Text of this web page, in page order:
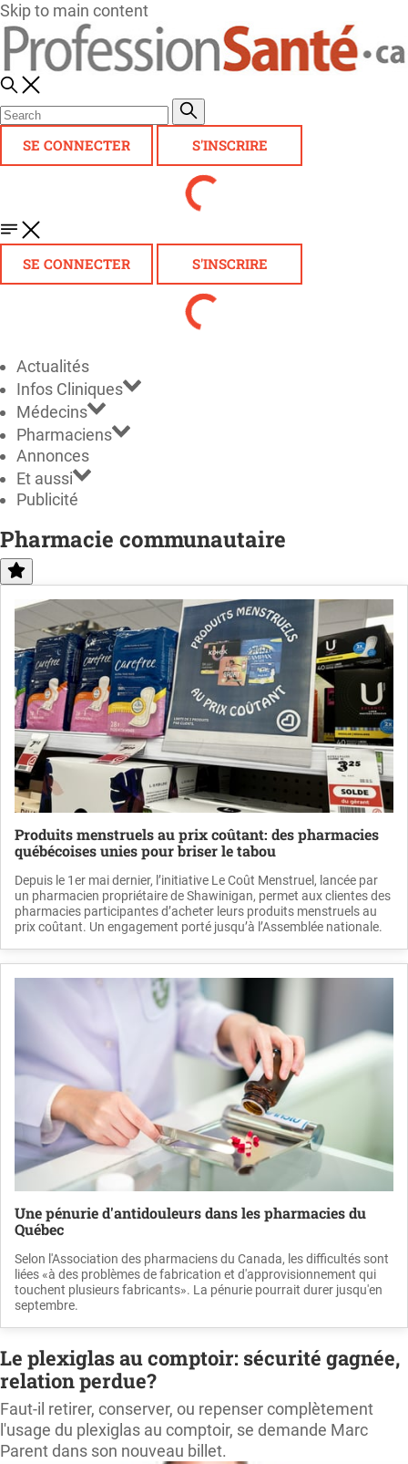
Skip to main content
SE CONNECTER S'INSCRIRE
SE CONNECTER S'INSCRIRE
Actualités
Infos Cliniques
Médecins
Pharmaciens
Annonces
Et aussi
Publicité
Pharmacie communautaire
Produits menstruels au prix coûtant: des pharmacies
québécoises unies pour briser le tabou
Depuis le 1er mai dernier, l’initiative Le Coût Menstruel, lancée par
un pharmacien propriétaire de Shawinigan, permet aux clientes des
pharmacies participantes d’acheter leurs produits menstruels au
prix coûtant. Un engagement porté jusqu’à l’Assemblée nationale.
Une pénurie d'antidouleurs dans les pharmacies du
Québec
Selon l'Association des pharmaciens du Canada, les difficultés sont
liées «à des problèmes de fabrication et d'approvisionnement qui
touchent plusieurs fabricants». La pénurie pourrait durer jusqu'en
septembre.
Le plexiglas au comptoir: sécurité gagnée,
relation perdue?
Faut-il retirer, conserver, ou repenser complètement
l'usage du plexiglas au comptoir, se demande Marc
Parent dans son nouveau billet.